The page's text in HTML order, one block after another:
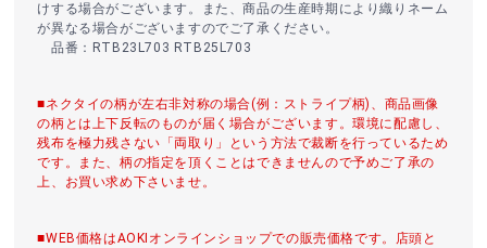
けする場合がございます。また、商品の生産時期により織りネーム
が異なる場合がございますのでご了承ください。
品番：RTB23L703 RTB25L703
■ネクタイの柄が左右非対称の場合(例：ストライプ柄)、商品画像
の柄とは上下反転のものが届く場合がございます。環境に配慮し、
残布を極力残さない「両取り」という方法で裁断を行っているため
です。また、柄の指定を頂くことはできませんので予めご了承の
上、お買い求め下さいませ。
■WEB価格はAOKIオンラインショップでの販売価格です。店頭と